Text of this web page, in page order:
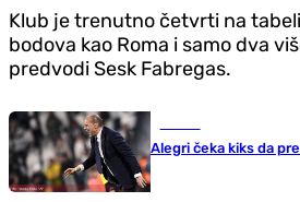
Klub je trenutno četvrti na
bodova kao Roma i samo dva
predvodi Sesk Fabregas.
Alegri čeka kiks da